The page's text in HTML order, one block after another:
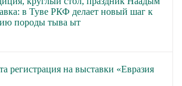
в Туве РКФ делает новый шаг к
породы тыва ыт
регистрация на выставки «Евразия